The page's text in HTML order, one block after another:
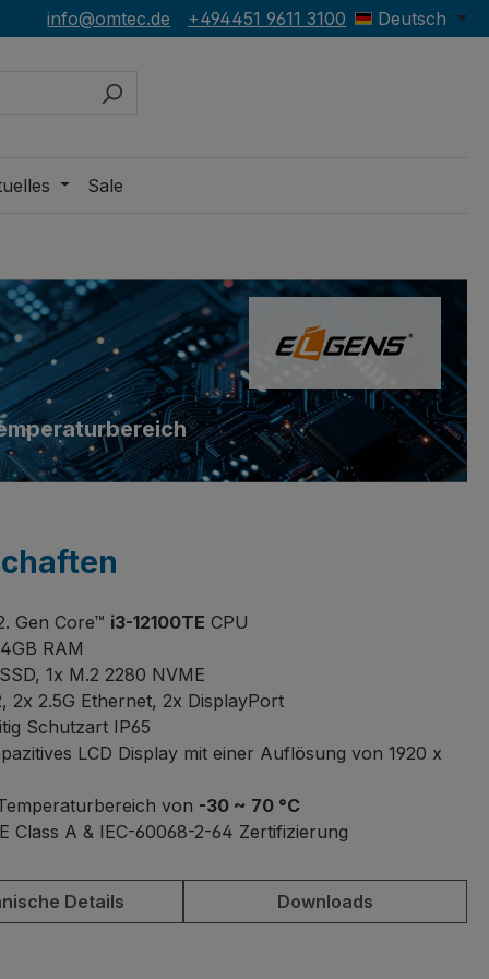
info@omtec.de +494451 9611 3100 Deutsch
Sale
Gen Core™ i3-12100TE CPU
RAM
1x M.2 2280 NVME
2x 2.5G Ethernet, 2x DisplayPort
Schutzart IP65
LCD Display mit einer Auflösung von 1920 x
von -30 ~ 70 °C
Class A & IEC-60068-2-64 Zertifizierung
Details Downloads